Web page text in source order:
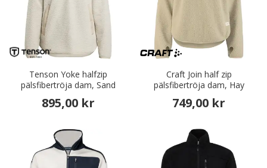
Tenson Yoke halfzip
pälsfibertröja dam, Sand
895,00 kr
Craft Join half zip
pälsfibertröja dam, Hay
749,00 kr